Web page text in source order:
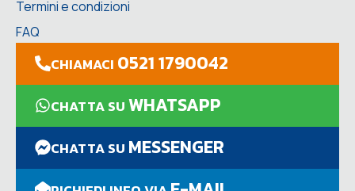
Termini e condizioni
FAQ
CHIAMACI 0521 1790042
CHATTA SUWHATSAPP
CHATTA SU MESSENGER